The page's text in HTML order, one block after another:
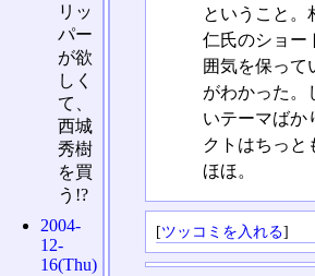
ということ。
仁氏のショー
囲気を保って
がわかった。
いテーマばか
クトはちっと
ほほ。
[ツッコミを入れる]
リッ
パー
が欲
しく
て、
西城
秀樹
を買
う!?
2004-
12-
16(Thu)